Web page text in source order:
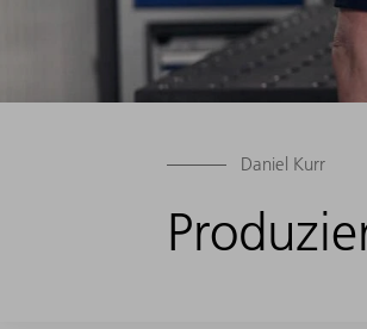
Daniel Kurr